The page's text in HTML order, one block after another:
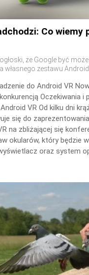
Co wiemy
że Google być
własnego zestawu Android
do Android VR
Oczekiwania i
VR Od kilku dni
się do
na zbliżającej się
okularów, który będzie
oraz system